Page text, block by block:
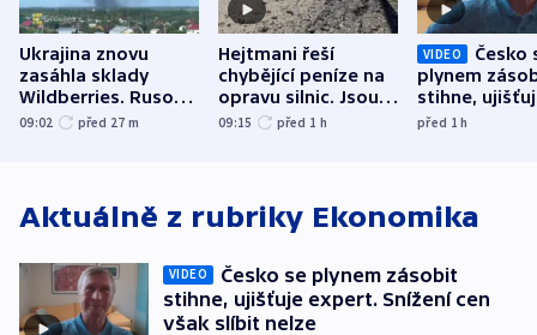
Ukrajina znovu
zasáhla sklady
Wildberries. Rusové
útočili v Charkovské
09:02 před 27 m
Hejtmani řeší
chybějící peníze na
opravu silnic. Jsou
nenárokové, namítá
09:15 před 1 h
VIDEO
Česko
plynem
stihne,
expert.
před 1h
Aktuálně z rubriky Ekonomika
VIDEO
Česko se plynem zásobit
stihne, ujišťuje expert. Snížení cen
však slíbit nelze